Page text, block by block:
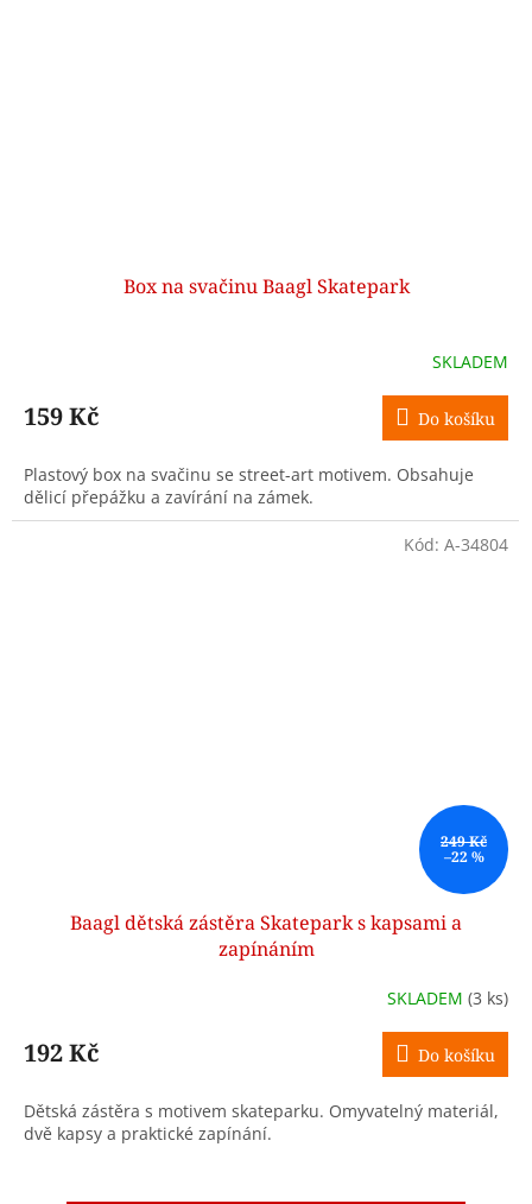
Box na svačinu Baagl Skatepark
SKLADEM
159 Kč Do košíku
Plastový box na svačinu se street-art motivem. Obsahuje
dělicí přepážku a zavírání na zámek.
249 Kč
–22 %
Baagl dětská zástěra Skatepark s kapsami a
zapínáním
SKLADEM (3 ks)
192 Kč Do košíku
Dětská zástěra s motivem skateparku. Omyvatelný materiál,
dvě kapsy a praktické zapínání.
Kód: A-34804